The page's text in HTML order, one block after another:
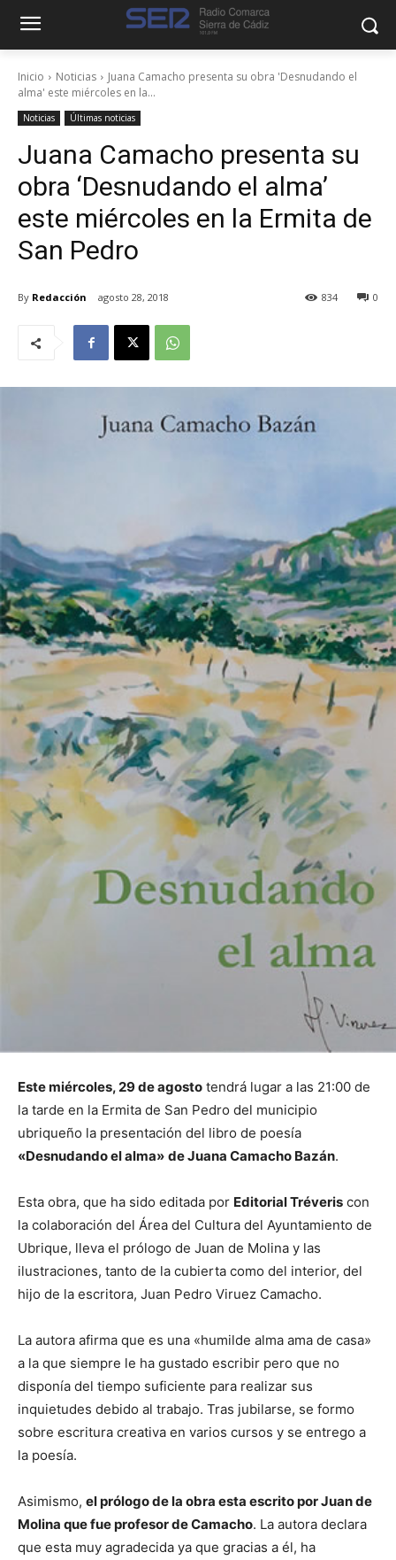
Inicio Noticias
Juana Camacho presenta su obra 'Desnudando el
alma' este miércoles en la...
Noticias Últimas noticias
Juana Camacho presenta su
obra ‘Desnudando el alma’
este miércoles en la Ermita de
San Pedro
By Redacción agosto 28, 2018 0
834
Este miércoles, 29 de agosto tendrá lugar a las 21:00 de
la tarde en la Ermita de San Pedro del municipio
ubriqueño la presentación del libro de poesía
«Desnudando el alma» de Juana Camacho Bazán.
Esta obra, que ha sido editada por Editorial Tréveris con
la colaboración del Área del Cultura del Ayuntamiento de
Ubrique, lleva el prólogo de Juan de Molina y las
ilustraciones, tanto de la cubierta como del interior, del
hijo de la escritora, Juan Pedro Viruez Camacho.
La autora afirma que es una «humilde alma ama de casa»
a la que siempre le ha gustado escribir pero que no
disponía del tiempo suficiente para realizar sus
inquietudes debido al trabajo. Tras jubilarse, se formo
sobre escritura creativa en varios cursos y se entrego a
la poesía.
Asimismo, el prólogo de la obra esta escrito por Juan de
Molina que fue profesor de Camacho. La autora declara
que esta muy agradecida ya que gracias a él, ha